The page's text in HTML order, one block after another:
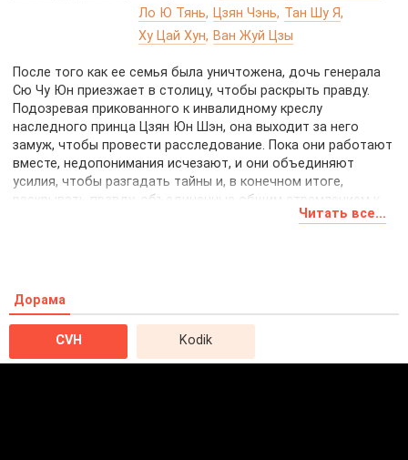
Ло Ю Тянь
Цзян Чэнь Тан Шу Я
Ху Цай Хун
Ван Жуй Цзы
После того как ее семья была уничтожена, дочь генерала
Сю Чу Юн приезжает в столицу, чтобы раскрыть правду.
Подозревая прикованного к инвалидному креслу
наследного принца Цзян Юн Шэн, она выходит за него
замуж, чтобы провести расследование. Пока они работают
вместе, недопонимания исчезают, и они объединяют
усилия, чтобы разгадать тайны и, в конечном итоге,
раскрывать правду, объединенные общим стремлением к
Читать все...
Дорама
CVH Kodik